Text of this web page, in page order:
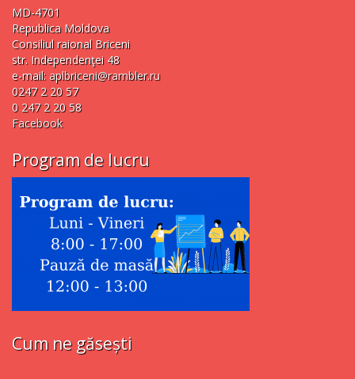
MD-4701
Republica Moldova
Consiliul raional Briceni
str. Independenţei 48
e-mail: aplbriceni@rambler.ru
0247 2 20 57
0 247 2 20 58
Facebook
Program de lucru
Cum ne găsești